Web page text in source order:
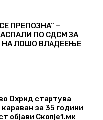
ПРЕПОЗНА“ –
ПО СДСМ ЗА
НА ЛОШО ВЛАДЕЕЊЕ
Охрид стартува
за 35 години
објави Скопје1.мк